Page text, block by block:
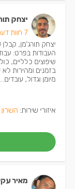
יצחק
7 חוות דעת
יצחק תורג'מן,
העבודות בפרט:
שיפוצים כלליים,
בזמנים ומהירות
מיומן וגדול, עובדים...
איזורי שירות:
מאיר